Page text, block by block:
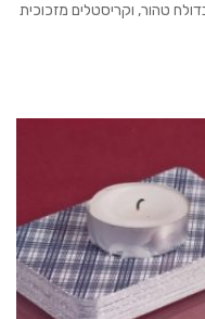
טהור, וקריסטלים מזכוכית